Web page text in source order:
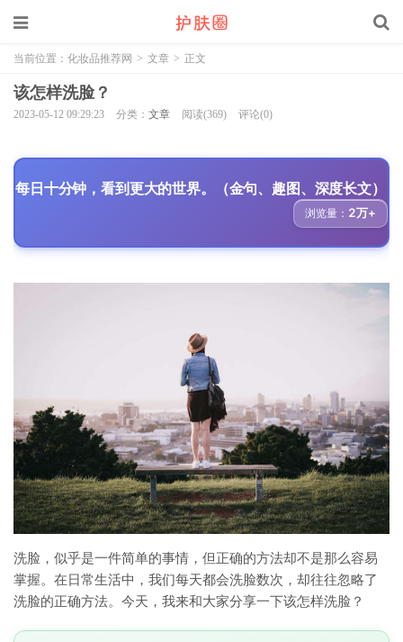
当前位置： 化妆品推荐网 > 文章 > 正文
该怎样洗脸？
2023-05-12 09:29:23 分类： 文章 阅读(369) 评论(0)
每日十分钟，看到更大的世界。（金句、趣图、深度长文）
浏览量： 2万+
洗脸，似乎是一件简单的事情，但正确的方法却不是那么容易
掌握。在日常生活中，我们每天都会洗脸数次，却往往忽略了
洗脸的正确方法。今天，我来和大家分享一下该怎样洗脸？